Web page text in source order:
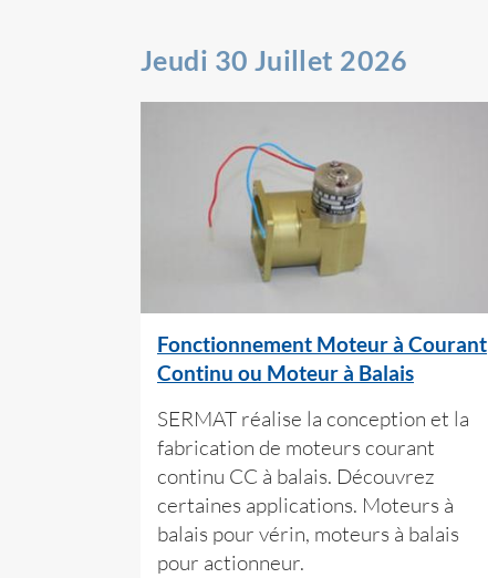
Jeudi 30 Juillet 2026
Fonctionnement Moteur à Courant
Continu ou Moteur à Balais
SERMAT réalise la conception et la
fabrication de moteurs courant
continu CC à balais. Découvrez
certaines applications. Moteurs à
balais pour vérin, moteurs à balais
pour actionneur.